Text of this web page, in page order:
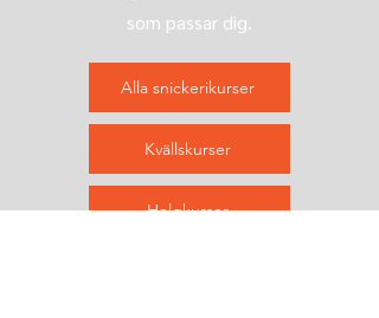
som passar dig.
Alla snickerikurser
Kvällskurser
Helgkurser